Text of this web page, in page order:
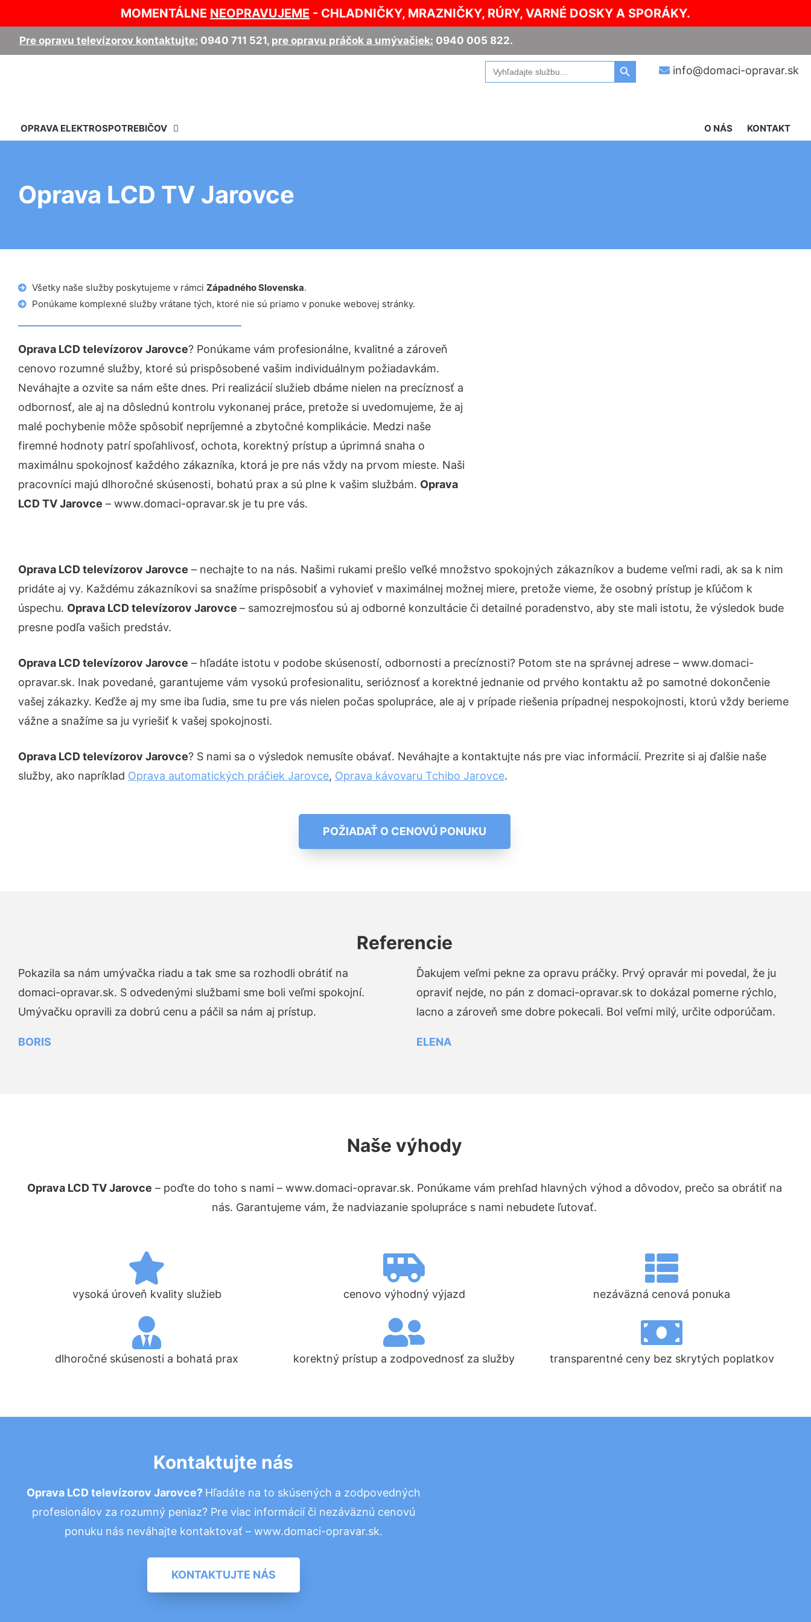
MOMENTÁLNE NEOPRAVUJEME - CHLADNIČKY, MRAZNIČKY, RÚRY, VARNÉ DOSKY A SPORÁKY.
Pre opravu televízorov kontaktujte: 0940 711 521, pre opravu práčok a umývačiek: 0940 005 822.
info@domaci-opravar.sk
Search
for:
Search Button
OPRAVA ELEKTROSPOTREBIČOV KONTAKT
O NÁS
Oprava LCD TV Jarovce
Všetky naše služby poskytujeme v rámci Západného Slovenska.
Ponúkame komplexné služby vrátane tých, ktoré nie sú priamo v ponuke webovej stránky.
Oprava LCD televízorov Jarovce? Ponúkame vám profesionálne, kvalitné a zároveň
cenovo rozumné služby, ktoré sú prispôsobené vašim individuálnym požiadavkám.
Neváhajte a ozvite sa nám ešte dnes. Pri realizácií služieb dbáme nielen na precíznosť a
odbornosť, ale aj na dôslednú kontrolu vykonanej práce, pretože si uvedomujeme, že aj
malé pochybenie môže spôsobiť nepríjemné a zbytočné komplikácie. Medzi naše
firemné hodnoty patrí spoľahlivosť, ochota, korektný prístup a úprimná snaha o
maximálnu spokojnosť každého zákazníka, ktorá je pre nás vždy na prvom mieste. Naši
pracovníci majú dlhoročné skúsenosti, bohatú prax a sú plne k vašim službám. Oprava
LCD TV Jarovce – www.domaci-opravar.sk je tu pre vás.
Oprava LCD televízorov Jarovce – nechajte to na nás. Našimi rukami prešlo veľké množstvo spokojných zákazníkov a budeme veľmi radi, ak sa k nim
pridáte aj vy. Každému zákazníkovi sa snažíme prispôsobiť a vyhovieť v maximálnej možnej miere, pretože vieme, že osobný prístup je kľúčom k
úspechu. Oprava LCD televízorov Jarovce – samozrejmosťou sú aj odborné konzultácie či detailné poradenstvo, aby ste mali istotu, že výsledok bude
presne podľa vašich predstáv.
Oprava LCD televízorov Jarovce – hľadáte istotu v podobe skúseností, odbornosti a precíznosti? Potom ste na správnej adrese – www.domaci-
opravar.sk. Inak povedané, garantujeme vám vysokú profesionalitu, serióznosť a korektné jednanie od prvého kontaktu až po samotné dokončenie
vašej zákazky. Keďže aj my sme iba ľudia, sme tu pre vás nielen počas spolupráce, ale aj v prípade riešenia prípadnej nespokojnosti, ktorú vždy berieme
vážne a snažíme sa ju vyriešiť k vašej spokojnosti.
Oprava LCD televízorov Jarovce? S nami sa o výsledok nemusíte obávať. Neváhajte a kontaktujte nás pre viac informácií. Prezrite si aj ďalšie naše
služby, ako napríklad Oprava automatických práčiek Jarovce, Oprava kávovaru Tchibo Jarovce.
POŽIADAŤ O CENOVÚ PONUKU
Referencie
Pokazila sa nám umývačka riadu a tak sme sa rozhodli obrátiť na
domaci-opravar.sk. S odvedenými službami sme boli veľmi spokojní.
Umývačku opravili za dobrú cenu a páčil sa nám aj prístup.
BORIS
Ďakujem veľmi pekne za opravu práčky. Prvý opravár mi povedal, že ju
opraviť nejde, no pán z domaci-opravar.sk to dokázal pomerne rýchlo,
lacno a zároveň sme dobre pokecali. Bol veľmi milý, určite odporúčam.
ELENA
Naše výhody
Oprava LCD TV Jarovce – poďte do toho s nami – www.domaci-opravar.sk. Ponúkame vám prehľad hlavných výhod a dôvodov, prečo sa obrátiť na
nás. Garantujeme vám, že nadviazanie spolupráce s nami nebudete ľutovať.
vysoká úroveň kvality služieb cenovo výhodný výjazd nezáväzná cenová ponuka
dlhoročné skúsenosti a bohatá prax korektný prístup a zodpovednosť za služby transparentné ceny bez skrytých poplatkov
Kontaktujte nás
Oprava LCD televízorov Jarovce? Hľadáte na to skúsených a zodpovedných
profesionálov za rozumný peniaz? Pre viac informácií či nezáväznú cenovú
ponuku nás neváhajte kontaktovať – www.domaci-opravar.sk.
KONTAKTUJTE NÁS